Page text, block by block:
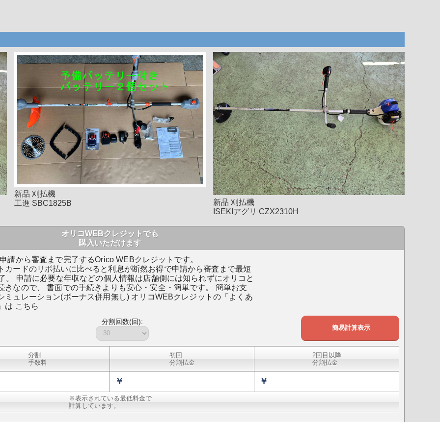
新品 刈払機
工進 SBC1825B
新品 刈払機
ISEKIアグリ CZX2310H
オリコWEBクレジットでも
購入いただけます
請から審査まで完了するOrico WEBクレジットです。
カードのリボ払いに比べると利息が断然お得で申請から審査まで最短
。 申請に必要な年収などの個人情報は店舗側には知られずにオリコと
きなので、 書面での手続きよりも安心・安全・簡単です。 簡単お支
ミュレーション(ボーナス併用無し) オリコWEBクレジットの「よくあ
は こちら
分割回数(回):
分割
手数料
初回
分割払金
2回目以降
分割払金
￥ ￥
※表示されている最低料金で
計算しています。